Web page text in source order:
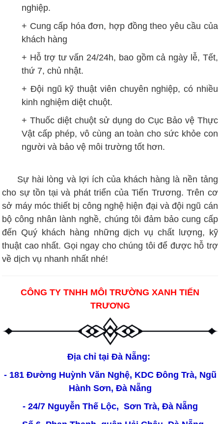
nghiệp.
+ Cung cấp hóa đơn, hợp đồng theo yêu cầu của
khách hàng
+ Hỗ trợ tư vấn 24/24h, bao gồm cả ngày lễ, Tết,
thứ 7, chủ nhật.
+ Đội ngũ kỹ thuật viên chuyên nghiệp, có nhiều
kinh nghiệm diệt chuột.
+ Thuốc diệt chuột sử dụng do Cục Bảo vệ Thực
Vật cấp phép, vô cùng an toàn cho sức khỏe con
người và bảo vệ môi trường tốt hơn.
Sự hài lòng và lợi ích của khách hàng là nền tảng
cho sự tồn tại và phát triển của Tiến Trương. Trên cơ
sở máy móc thiết bị công nghệ hiện đại và đội ngũ cán
bộ công nhân lành nghề, chúng tôi đảm bảo cung cấp
đến Quý khách hàng những dịch vụ chất lượng, kỹ
thuật cao nhất. Gọi ngay cho chúng tôi để được hỗ trợ
về dịch vụ nhanh nhất nhé!
CÔNG TY TNHH MÔI TRƯỜNG XANH TIẾN
TRƯƠNG
Địa chỉ tại Đà Nẵng:
- 181 Đường Huỳnh Văn Nghệ, KDC Đông Trà, Ngũ
Hành Sơn, Đà Nẵng
- 24/7 Nguyễn Thế Lộc, Sơn Trà, Đà Nẵng